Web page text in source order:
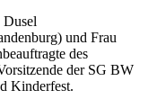
und Frau
des
der SG BW
Kinderfest.